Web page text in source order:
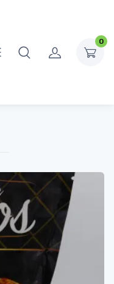
0